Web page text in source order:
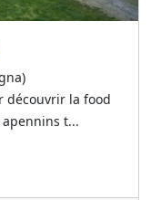
découvrir la food
t...